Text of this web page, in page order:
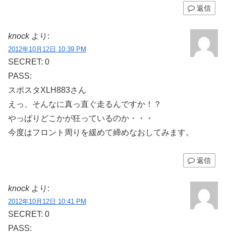
返信
knock より:
2012年10月12日 10:39 PM
SECRET: 0
PASS:
スポスタXLH883さん
えっ、そんなに真っ直ぐ走るんですか！？
やっぱりどこかが狂っているのか・・・
今度はフロント周りを緩めて締めなおしてみます。
返信
knock より:
2012年10月12日 10:41 PM
SECRET: 0
PASS: